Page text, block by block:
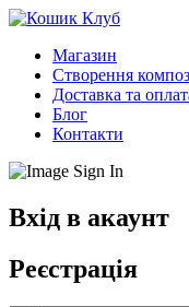
Магазин
Створення
Доставка та
Блог
Контакти
Вхід в акаунт
Реєстрація